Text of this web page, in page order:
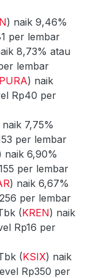
) naik 9,46%
per lembar
8,73% atau
lembar
PURA) naik
Rp40 per
naik 7,75%
per lembar
naik 6,90%
per lembar
) naik 6,67%
per lembar
(KREN) naik
Rp16 per
(KSIX) naik
Rp350 per